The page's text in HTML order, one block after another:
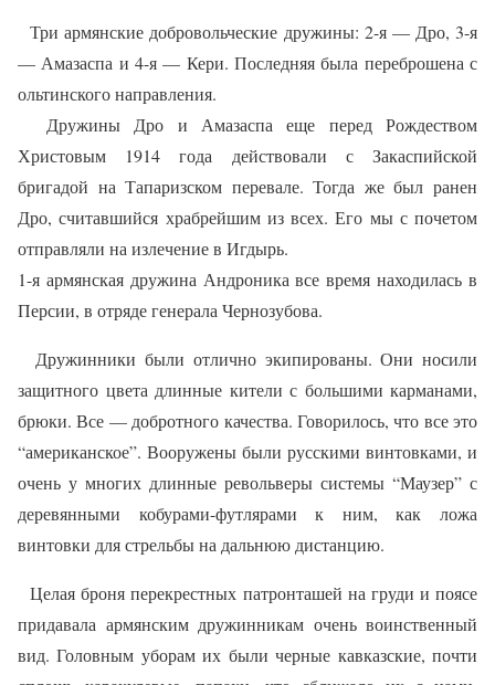
Три армянские добровольческие дружины: 2-я — Дро, 3-я
— Амазаспа и 4-я — Кери. Последняя была переброшена с
ольтинского направления.
Дружины Дро и Амазаспа еще перед Рождеством
Христовым 1914 года действовали с Закаспийской
бригадой на Тапаризском перевале. Тогда же был ранен
Дро, считавшийся храбрейшим из всех. Его мы с почетом
отправляли на излечение в Игдырь.
1-я армянская дружина Андроника все время находилась в
Персии, в отряде генерала Чернозубова.
Дружинники были отлично экипированы. Они носили
защитного цвета длинные кители с большими карманами,
брюки. Все — добротного качества. Говорилось, что все это
“американское”. Вооружены были русскими винтовками, и
очень у многих длинные револьверы системы “Маузер” с
деревянными кобурами-футлярами к ним, как ложа
винтовки для стрельбы на дальнюю дистанцию.
Целая броня перекрестных патронташей на груди и поясе
придавала армянским дружинникам очень воинственный
вид. Головным уборам их были черные кавказские, почти